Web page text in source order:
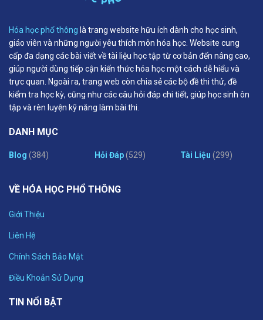
Hóa học phổ thông là trang website hữu ích dành cho học sinh,
giáo viên và những người yêu thích môn hóa học. Website cung
cấp đa dạng các bài viết về tài liệu học tập từ cơ bản đến nâng cao,
giúp người dùng tiếp cận kiến thức hóa học một cách dễ hiểu và
trực quan. Ngoài ra, trang web còn chia sẻ các bộ đề thi thử, đề
kiểm tra học kỳ, cũng như các câu hỏi đáp chi tiết, giúp học sinh ôn
tập và rèn luyện kỹ năng làm bài thi.
DANH MỤC
Blog (384) Hỏi Đáp(529) Tài Liệu (299)
VỀ HÓA HỌC PHỔ THÔNG
Giới Thiệu
Liên Hệ
Chính Sách Bảo Mật
Điều Khoản Sử Dụng
TIN NỔI BẬT